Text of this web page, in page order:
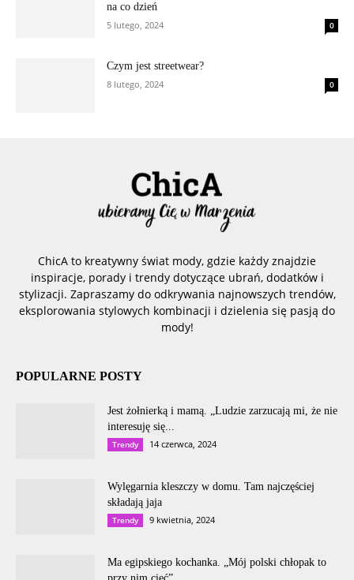
na co dzień
5 lutego, 2024
0
Czym jest streetwear?
8 lutego, 2024
0
ChicA to kreatywny świat mody, gdzie każdy znajdzie
inspiracje, porady i trendy dotyczące ubrań, dodatków i
stylizacji. Zapraszamy do odkrywania najnowszych trendów,
eksplorowania stylowych kombinacji i dzielenia się pasją do
mody!
POPULARNE POSTY
Jest żołnierką i mamą. „Ludzie zarzucają mi, że nie
interesuję się...
Trendy 14 czerwca, 2024
Wylęgarnia kleszczy w domu. Tam najczęściej
składają jaja
Trendy 9 kwietnia, 2024
Ma egipskiego kochanka. „Mój polski chłopak to